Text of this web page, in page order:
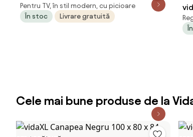
Pentru TV, în stil modern, cu picioare
În stoc
Livrare gratuită
Cele mai bune produse de la